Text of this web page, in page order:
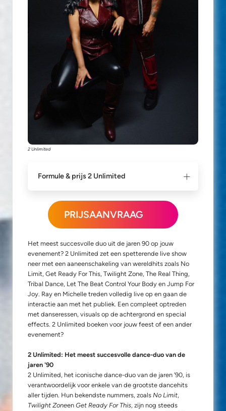
2 Unlimited
Formule & prijs 2 Unlimited
PRIJSAANVRAAG
Het meest succesvolle duo uit de jaren 90 op jouw
evenement? 2 Unlimited zet een spetterende live show
neer met een aaneenschakeling van wereldhits zoals No
Limit, Get Ready For This, Twilight Zone, The Real Thing,
Tribal Dance, Let The Beat Control Your Body en Jump For
Joy. Ray en Michelle treden volledig live op en gaan de
interactie aan met het publiek. Een compleet optreden
met danseressen, visuals op de achtergrond en special
effects. 2 Unlimited boeken voor jouw feest of een ander
evenement?
2 Unlimited: Het meest succesvolle dance-duo van de
jaren '90
2 Unlimited, het iconische dance-duo van de jaren ’90, is
verantwoordelijk voor enkele van de grootste dancehits
aller tijden. Hun bekendste nummers, zoals No Limit,
Twilight Zoneen Get Ready For This, zijn nog steeds